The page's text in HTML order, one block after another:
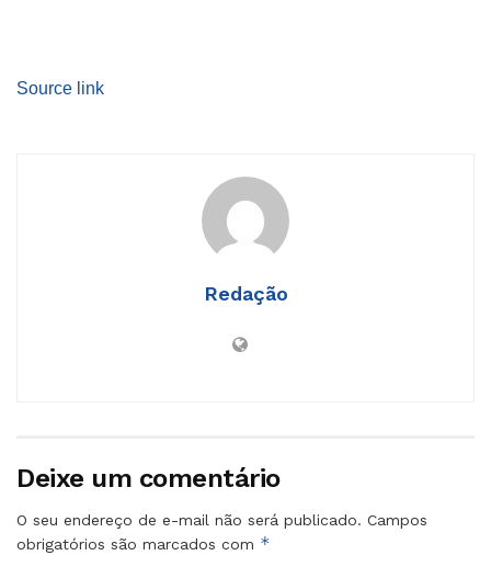
Source link
Redação
Deixe um comentário
O seu endereço de e-mail não será publicado. Campos
obrigatórios são marcados com *